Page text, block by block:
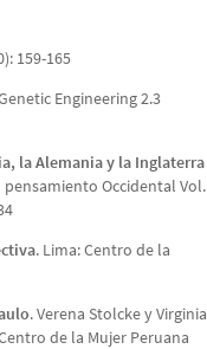
159-165
Engineering 2.3
la Alemania y la Inglaterra
pensamiento Occidental Vol.
. Lima: Centro de la
. Verena Stolcke y Virginia
de la Mujer Peruana